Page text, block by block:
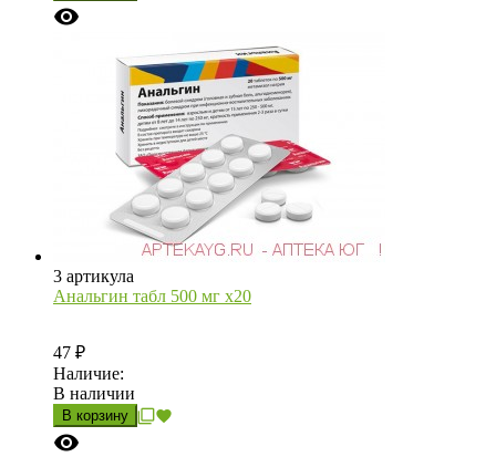
3 артикула
Анальгин табл 500 мг х20
47 ₽
Наличие:
В наличии
В корзину